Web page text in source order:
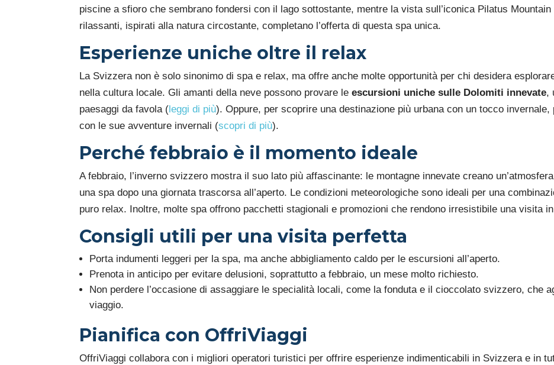
piscine a sfioro che sembrano fondersi con il lago sottostante, mentre la vista sull’iconica Pilatus
rilassanti, ispirati alla natura circostante, completano l’offerta di questa spa unica.
Esperienze uniche oltre il relax
La Svizzera non è solo sinonimo di spa e relax, ma offre anche molte opportunità per chi desidera
nella cultura locale. Gli amanti della neve possono provare leescursioni uniche sulle Dolomiti innevate,
paesaggi da favola ( leggi di più). Oppure, per scoprire una destinazione più urbana con un tocco
con le sue avventure invernali (scopri di più).
Perché febbraio è il momento ideale
A febbraio, l’inverno svizzero mostra il suo lato più affascinante: le montagne innevate creano
una spa dopo una giornata trascorsa all’aperto. Le condizioni meteorologiche sono ideali per una
puro relax. Inoltre, molte spa offrono pacchetti stagionali e promozioni che rendono irresistibile una visita
Consigli utili per una visita perfetta
Porta indumenti leggeri per la spa, ma anche abbigliamento caldo per le escursioni all’aperto.
Prenota in anticipo per evitare delusioni, soprattutto a febbraio, un mese molto richiesto.
Non perdere l’occasione di assaggiare le specialità locali, come la fonduta e il cioccolato svizzero, che
viaggio.
Pianifica con OffriViaggi
OffriViaggi collabora con i migliori operatori turistici per offrire esperienze indimenticabili in Svizzera e in